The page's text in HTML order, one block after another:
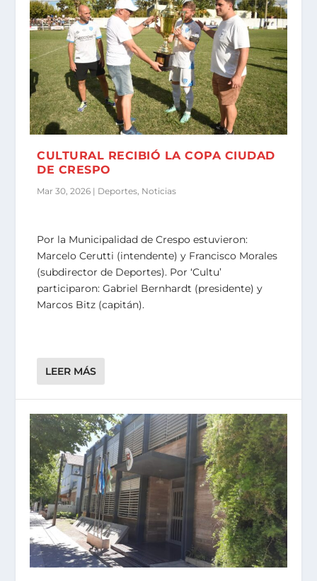
CULTURAL RECIBIÓ LA COPA CIUDAD
DE CRESPO
Mar 30, 2026 | Deportes Noticias
Por la Municipalidad de Crespo estuvieron:
Marcelo Cerutti (intendente) y Francisco Morales
(subdirector de Deportes). Por ‘Cultu’
participaron: Gabriel Bernhardt (presidente) y
Marcos Bitz (capitán).
LEER MÁS